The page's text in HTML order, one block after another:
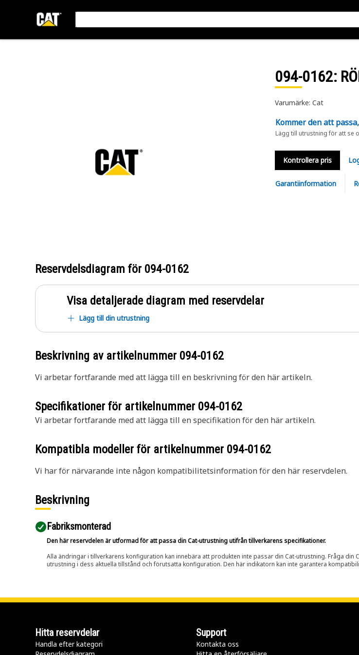
094-0162:
Varumärke: Cat
Kommer den att
Lägg till utrustning för att se
Kontrollera pris
Garantiinformation
Reservdelsdiagram för 094-0162
Visa detaljerade diagram med reservdelar
Lägg till din utrustning
Beskrivning av artikelnummer 094-0162
Vi arbetar fortfarande med att lägga till en beskrivning för den här artikeln.
Specifikationer för artikelnummer 094-0162
Vi arbetar fortfarande med att lägga till en specifikation för den här artikeln.
Kompatibla modeller för artikelnummer 094-0162
Vi har för närvarande inte någon kompatibilitetsinformation för den här reservdelen.
Beskrivning
Fabriksmonterad
Den här reservdelen är utformad för att passa din Cat-utrustning utifrån tillverkarens specifikationer.
Alla ändringar i tillverkarens konfiguration kan innebära att produkten inte passar din Cat-utrustning. Fråga
utrustning i dess aktuella tillstånd och förutsatta konfiguration. Den här indikatorn kan inte garantera
Hitta reservdelar
Handla efter kategori
Support
Kontakta oss